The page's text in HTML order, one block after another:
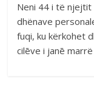
Neni 44 i të
dhënave
fuqi, ku kërkohet
cilēve i janē